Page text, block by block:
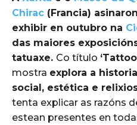
Chirac (Francia)
exhibir en outubro na
das maiores
tatuaxe. Co título
mostra explora a
social, estética e
tenta explicar as razóns
estean presentes en